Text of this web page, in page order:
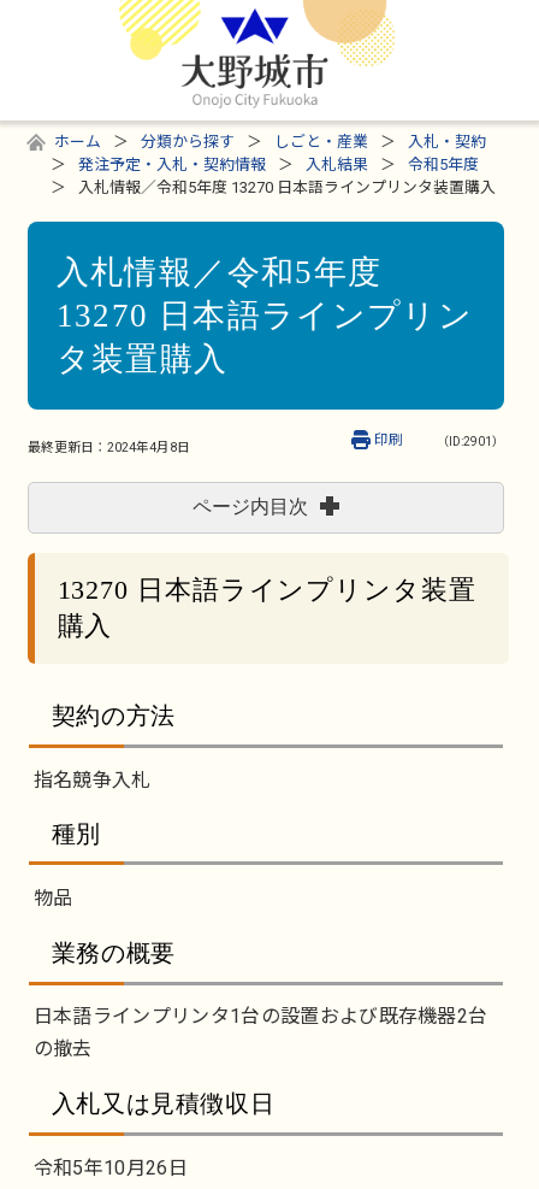
ホーム 分類から探す しごと・産業
入札・契約
発注予定・入札・契約情報
入札結果
令和5年度
入札情報／令和5年度 13270 日本語ラインプリンタ装置購入
入札情報／令和5年度
13270 日本語ラインプリン
タ装置購入
最終更新日： 2024年4月8日 （ID:2901）
印刷
ページ内目次
13270 日本語ラインプリンタ装置
購入
契約の方法
指名競争入札
種別
物品
業務の概要
日本語ラインプリンタ1台の設置および既存機器2台
の撤去
入札又は見積徴収日
令和5年10月26日